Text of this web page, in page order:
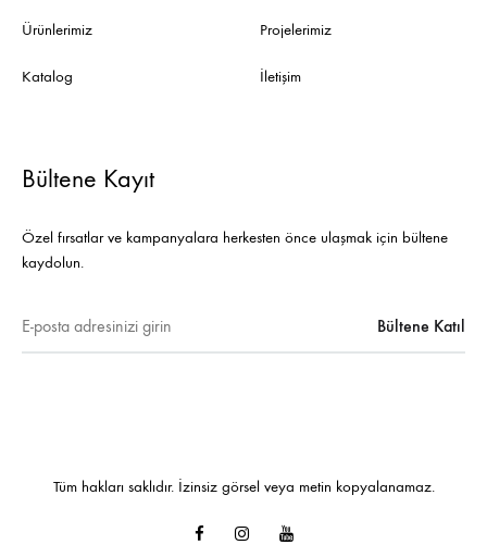
Ürünlerimiz
Katalog
Projelerimiz
İletişim
Bültene Kayıt
Özel fırsatlar ve kampanyalara herkesten önce ulaşmak için bültene
kaydolun.
FacebookInstagramYoutube
Tüm hakları saklıdır. İzinsiz görsel veya metin kopyalanamaz.